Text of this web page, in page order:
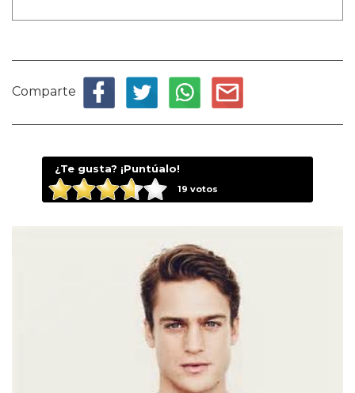
Comparte
¿Te gusta? ¡Puntúalo!
19 votos